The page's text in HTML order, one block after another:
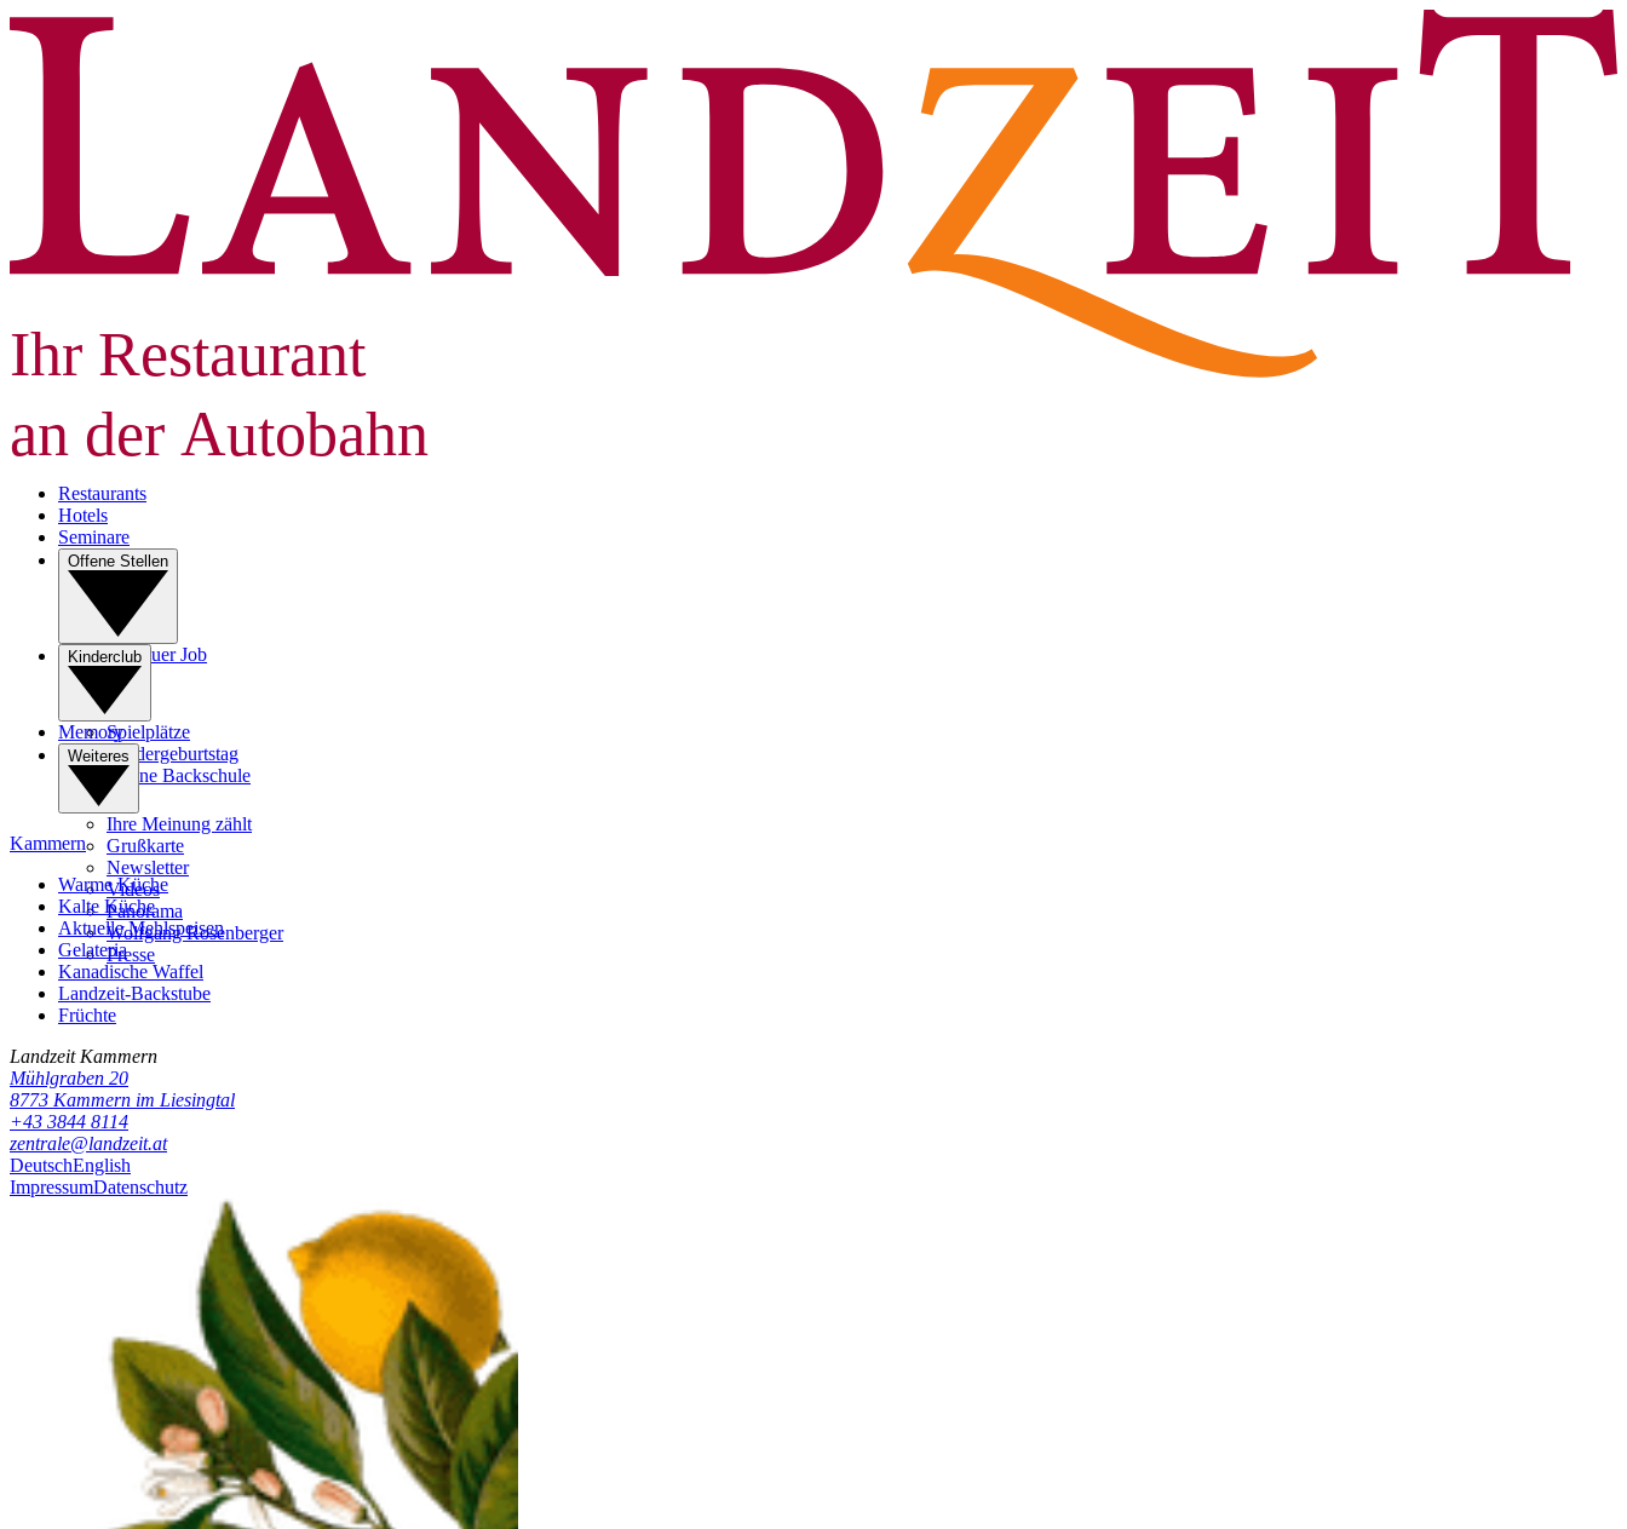
Ihr Restaurant
an der Autobahn
Restaurants
Hotels
Seminare
Offene Stellen
Ihr neuer Job
Lehre
Kinderclub
Spielplätze
Kindergeburtstag
Kleine Backschule
Memory
Weiteres
Ihre Meinung zählt
Grußkarte
Newsletter
Videos
Panorama
Wolfgang Rosenberger
Presse
Kammern
Warme Küche
Kalte Küche
Aktuelle Mehlspeisen
Gelateria
Kanadische Waffel
Landzeit-Backstube
Früchte
LandzeitKammern
Mühlgraben 20
8773 Kammern im Liesingtal
+43 3844 8114
zentrale@landzeit.at
DeutschEnglish
ImpressumDatenschutz